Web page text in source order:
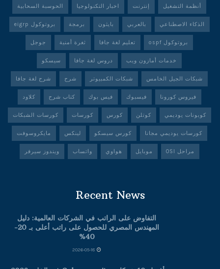
أنظمة التشغيل إنترنت اخبار التكنولوجيا الحوسبة السحابية
الذكاء الاصطناعي بالعربي بايثون برمجة بروتوكول eigrp
بروتوكول ospf تعليم لغة جافا ثغرة أمنية جوجل
خدمات أمازون ويب دروس لغة جافا سيسكو
شبكات الجيل الخامس شبكات الكمبيوتر شرح شرح لغة جافا
فيروس كورونا فيسبوك فيس بوك كتاب شرح كلاود
كوبونات يوديمي كوتلن كورس كورسات كورسات الشبكات
كورسات يوديمي مجانا كورس سيسكو لينكس مايكروسوفت
مراحل OSI موبايل هواوي واتساب ويندوز سيرفر
Recent News
التفاوض على الراتب في الشركات العالمية: دليل
المهندس المصري للحصول على راتب أعلى بـ 20-
40%